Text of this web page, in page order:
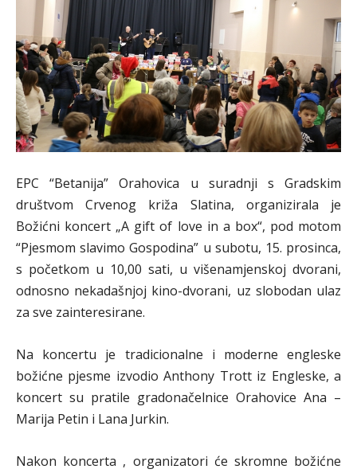
EPC “Betanija” Orahovica u suradnji s Gradskim
društvom Crvenog križa Slatina, organizirala je
Božićni koncert „A gift of love in a box“, pod motom
“Pjesmom slavimo Gospodina” u subotu, 15. prosinca,
s početkom u 10,00 sati, u višenamjenskoj dvorani,
odnosno nekadašnjoj kino-dvorani, uz slobodan ulaz
za sve zainteresirane.
Na koncertu je tradicionalne i moderne engleske
božićne pjesme izvodio Anthony Trott iz Engleske, a
koncert su pratile gradonačelnice Orahovice Ana –
Marija Petin i Lana Jurkin.
Nakon koncerta , organizatori će skromne božićne